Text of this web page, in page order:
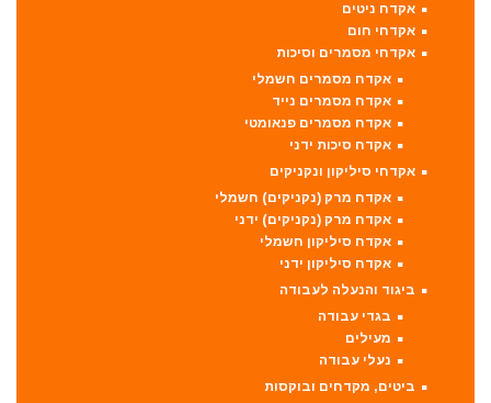
אקדח ניטים
אקדחי חום
אקדחי מסמרים וסיכות
אקדח מסמרים חשמלי
אקדח מסמרים נייד
אקדח מסמרים פנאומטי
אקדח סיכות ידני
אקדחי סיליקון ונקניקים
אקדח מרק (נקניקים) חשמלי
אקדח מרק (נקניקים) ידני
אקדח סיליקון חשמלי
אקדח סיליקון ידני
ביגוד והנעלה לעבודה
בגדי עבודה
מעילים
נעלי עבודה
ביטים, מקדחים ובוקסות